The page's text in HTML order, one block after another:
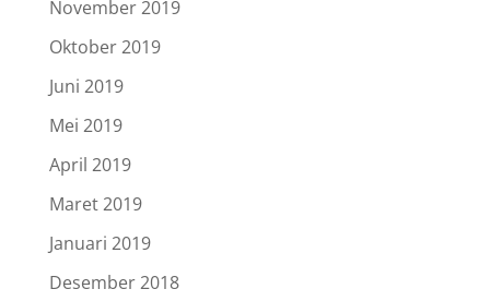
November 2019
Oktober 2019
Juni 2019
Mei 2019
April 2019
Maret 2019
Januari 2019
Desember 2018